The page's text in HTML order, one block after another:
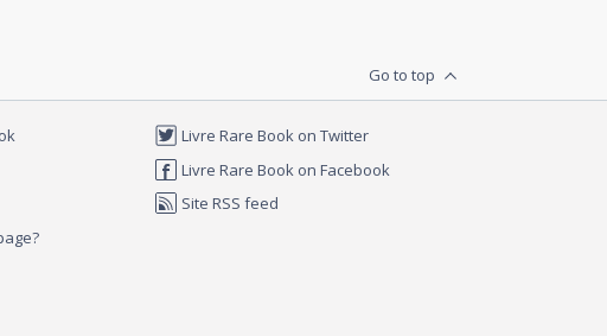
Go to top
Livre Rare Book on Twitter
Livre Rare Book on Facebook
Site RSS feed